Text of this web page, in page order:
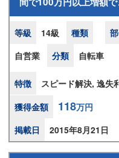
等級 14級 種類
自営業
分類 自転車
特徴
スピード解決, 逸失
獲得金額
118万円
掲載日
2015年8月21日